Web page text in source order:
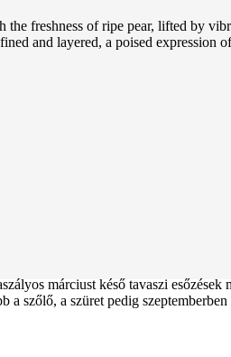
freshness of ripe pear, lifted by
and layered, a poised expression
márciust késő tavaszi
szőlő, a szüret pedig